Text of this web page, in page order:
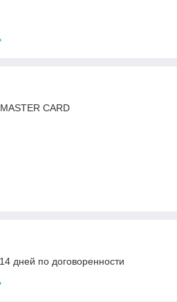
CARD
дней по договоренности